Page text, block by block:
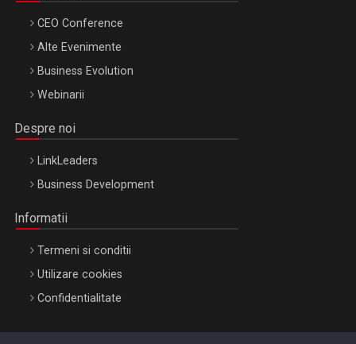
CEO Conference
Alte Evenimente
Business Evolution
Webinarii
Despre noi
LinkLeaders
Business Development
Informatii
Termeni si conditii
Utilizare cookies
Confidentialitate